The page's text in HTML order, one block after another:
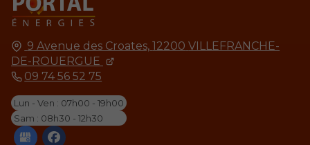
9 Avenue des Croates, 12200 VILLEFRANCHE-
DE-ROUERGUE
09 74 56 52 75
Lun - Ven : 07h00 - 19h00
Sam : 08h30 - 12h30